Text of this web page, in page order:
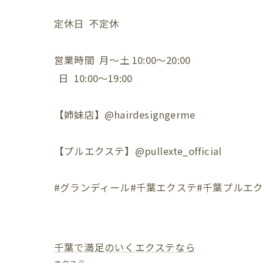
定休日 不定休
営業時間 月〜土 10:00〜20:00
日 10:00〜19:00
【姉妹店】@hairdesigngerme
【プルエクステ】@pullexte_official
#グランディール#千葉エクステ#千葉プルエ
千葉で満足のいくエクステなら